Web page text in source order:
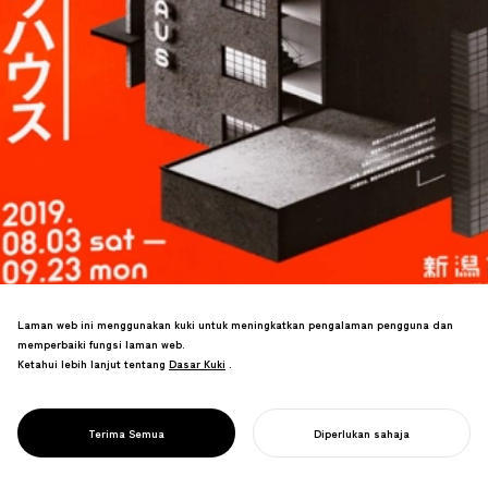
DATANG KE
BAUHAUS!
memvisualisasikan proses pemikiran
reka bentuk.
Laman web ini menggunakan kuki untuk meningkatkan pengalaman pengguna dan
memperbaiki fungsi laman web.
Ketahui lebih lanjut tentang Dasar Kuki
Dasar Kuki .
Terima Semua Diperlukan sahaja